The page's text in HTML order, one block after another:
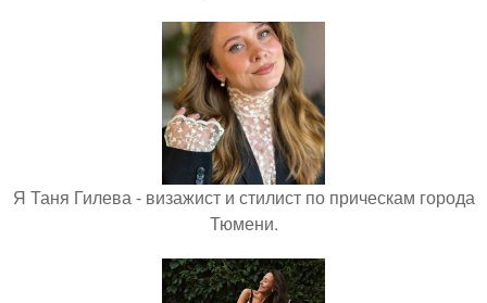
Я Таня Гилева - визажист и стилист по прическам города
Тюмени.